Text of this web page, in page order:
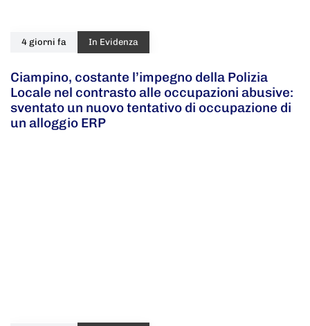
4 giorni fa In Evidenza
Ciampino, costante l’impegno della Polizia
Locale nel contrasto alle occupazioni abusive:
sventato un nuovo tentativo di occupazione di
un alloggio ERP